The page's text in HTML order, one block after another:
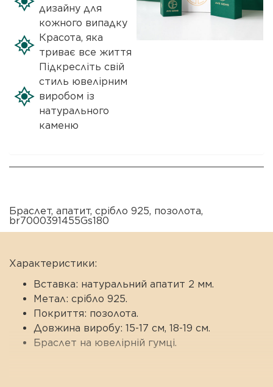
дизайну для
кожного випадку
Красота, яка
триває все життя
Підкресліть свій
стиль ювелірним
виробом із
натурального
каменю
Браслет, апатит, срібло 925, позолота,
br7000391455Gs180
Характеристики:
Вставка: натуральний апатит 2 мм.
Метал: срібло 925.
Покриття: позолота.
Довжина виробу: 15-17 см, 18-19 см.
Браслет на ювелірній гумці.